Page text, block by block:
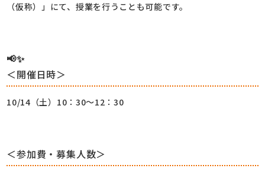
（仮称）」にて、授業を行うことも可能です。
📢✨
＜開催日時＞
10/14（土）10：30～12：30
＜参加費・募集人数＞